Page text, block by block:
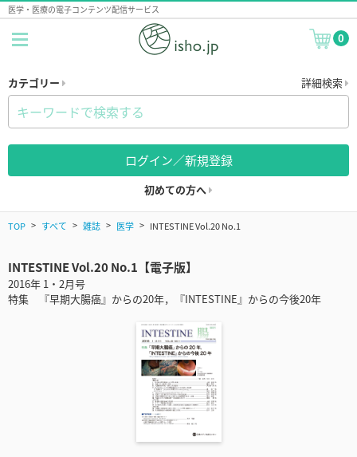
医学・医療の電子コンテンツ配信サービス
0
カテゴリー 詳細検索
ログイン／新規登録
初めての方へ
TOP すべて 雑誌 医学 INTESTINE Vol.20 No.1
INTESTINE Vol.20 No.1【電子版】
2016年 1・2月号
特集 『早期大腸癌』からの20年，『INTESTINE』からの今後20年